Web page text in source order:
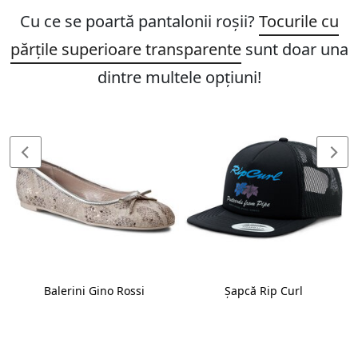
Cu ce se poartă pantalonii roșii?Tocurile cu
părțile superioare transparentesunt doar una
dintre multele opțiuni!
Balerini Gino Rossi Șapcă Rip Curl